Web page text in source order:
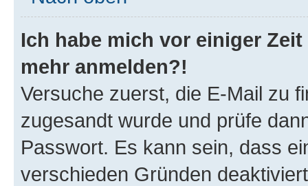
Ich habe mich vor einiger
mehr anmelden?!
Versuche zuerst, die E-Mail zu
zugesandt wurde und prüfe
Passwort. Es kann sein, dass
verschieden Gründen